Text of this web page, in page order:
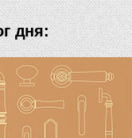
дня: